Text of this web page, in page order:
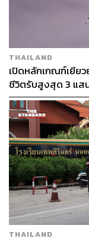
THAILAND
เปิดหลักเกณฑ์เยียว
ชีวิตรับสูงสุด 3 แส
ระดับ
THAILAND